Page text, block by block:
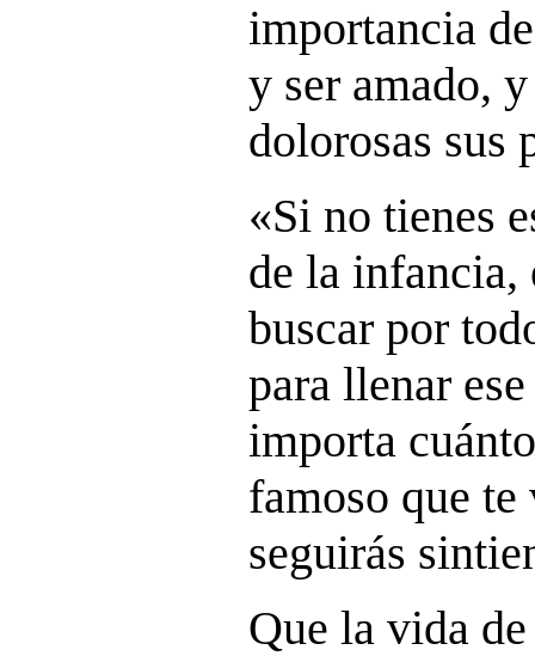
importancia
y ser amado,
dolorosas sus
«Si no tienes
de la infancia,
buscar por
para llenar
importa
famoso que
seguirás
Que la vida